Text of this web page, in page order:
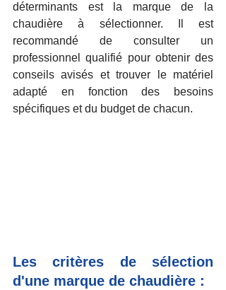
déterminants est la marque de la
chaudière à sélectionner. Il est
recommandé de consulter un
professionnel qualifié pour obtenir des
conseils avisés et trouver le matériel
adapté en fonction des besoins
spécifiques et du budget de chacun.
Les critères de sélection
d'une marque de chaudière :